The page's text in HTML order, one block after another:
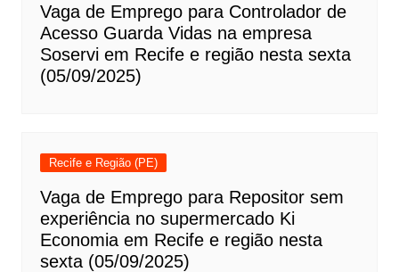
Vaga de Emprego para Controlador de
Acesso Guarda Vidas na empresa
Soservi em Recife e região nesta sexta
(05/09/2025)
Recife e Região (PE)
Vaga de Emprego para Repositor sem
experiência no supermercado Ki
Economia em Recife e região nesta
sexta (05/09/2025)